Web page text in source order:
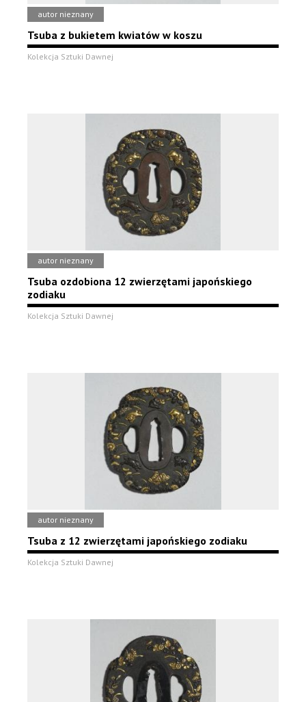
autor nieznany
Tsuba z bukietem kwiatów w koszu
Kolekcja Sztuki Dawnej
autor nieznany
Tsuba ozdobiona 12 zwierzętami japońskiego
zodiaku
Kolekcja Sztuki Dawnej
autor nieznany
Tsuba z 12 zwierzętami japońskiego zodiaku
Kolekcja Sztuki Dawnej